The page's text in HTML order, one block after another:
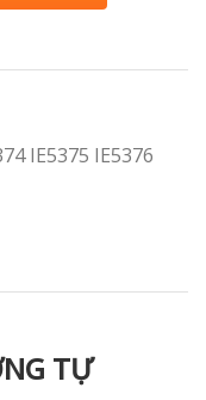
IE5375 IE5376
TỰ